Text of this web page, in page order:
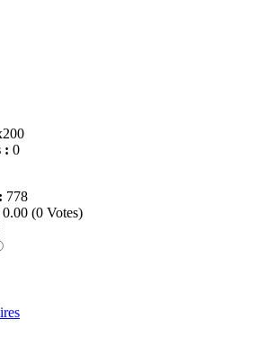
: 0
778
0.00 (0 Votes)